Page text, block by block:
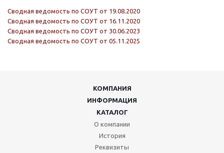
Сводная ведомость по СОУТ от 19.08.2020
Сводная ведомость по СОУТ от 16.11.2020
Сводная ведомость по СОУТ от 30.06.2023
Сводная ведомость по СОУТ от 05.11.2025
КОМПАНИЯ
ИНФОРМАЦИЯ
КАТАЛОГ
О компании
История
Реквизиты